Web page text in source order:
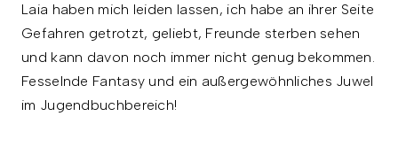
Laia haben mich leiden lassen, ich habe an ihrer Seite
Gefahren getrotzt, geliebt, Freunde sterben sehen
und kann davon noch immer nicht genug bekommen.
Fesselnde Fantasy und ein außergewöhnliches Juwel
im Jugendbuchbereich!